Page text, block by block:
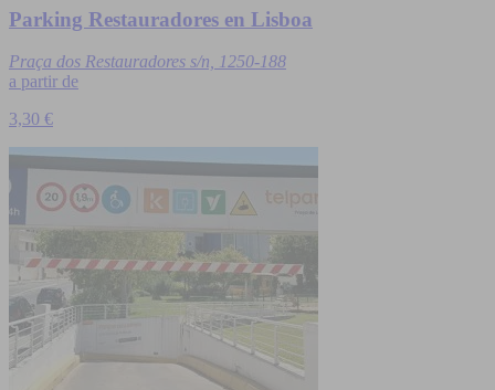
Parking Restauradores en Lisboa
Praça dos Restauradores s/n, 1250-188
a partir de
3,30 €